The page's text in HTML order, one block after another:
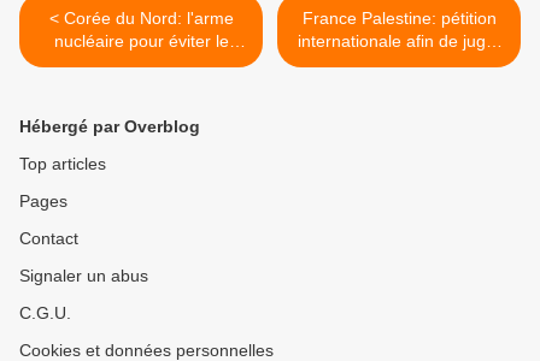
< Corée du Nord: l'arme
nucléaire pour éviter le
"scénario Irakien"
France Palestine: pétition
internationale afin de juger
les crimes de guerres
Hébergé par Overblog
Top articles
Pages
Contact
Signaler un abus
C.G.U.
Cookies et données personnelles